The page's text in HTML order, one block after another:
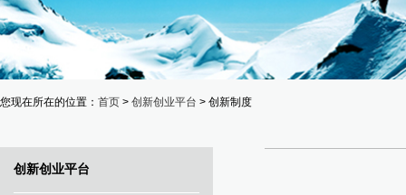
您现在所在的位置： 首页 > 创新创业平台 > 创新制度
创新创业平台